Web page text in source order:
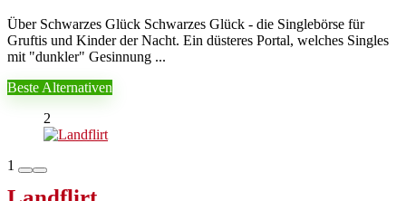
Über Schwarzes Glück Schwarzes Glück - die Singlebörse für
Gruftis und Kinder der Nacht. Ein düsteres Portal, welches Singles
mit "dunkler" Gesinnung ...
Beste Alternativen
2
1